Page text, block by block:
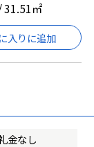
31.51㎡
入りに追加
金なし